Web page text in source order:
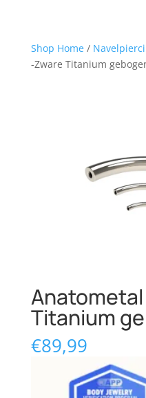
Shop Home/
-Zware Titanium
Titanium
€89,99